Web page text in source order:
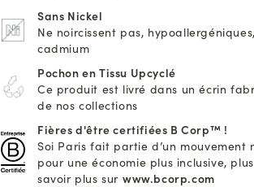
Sans Nickel
Ne noircissent pas,
cadmium
Pochon en Tissu Upcyclé
Ce produit est livré dans un écrin
de nos collections
Fières d'être certifiées B Corp™ !
Soi Paris fait partie d’un
pour une économie plus inclusive,
savoir plus sur www.bcorp.com